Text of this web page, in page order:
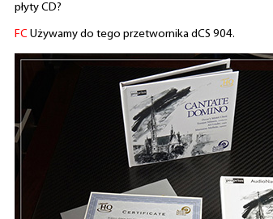
płyty CD?
FC Używamy do tego przetwornika dCS 904.